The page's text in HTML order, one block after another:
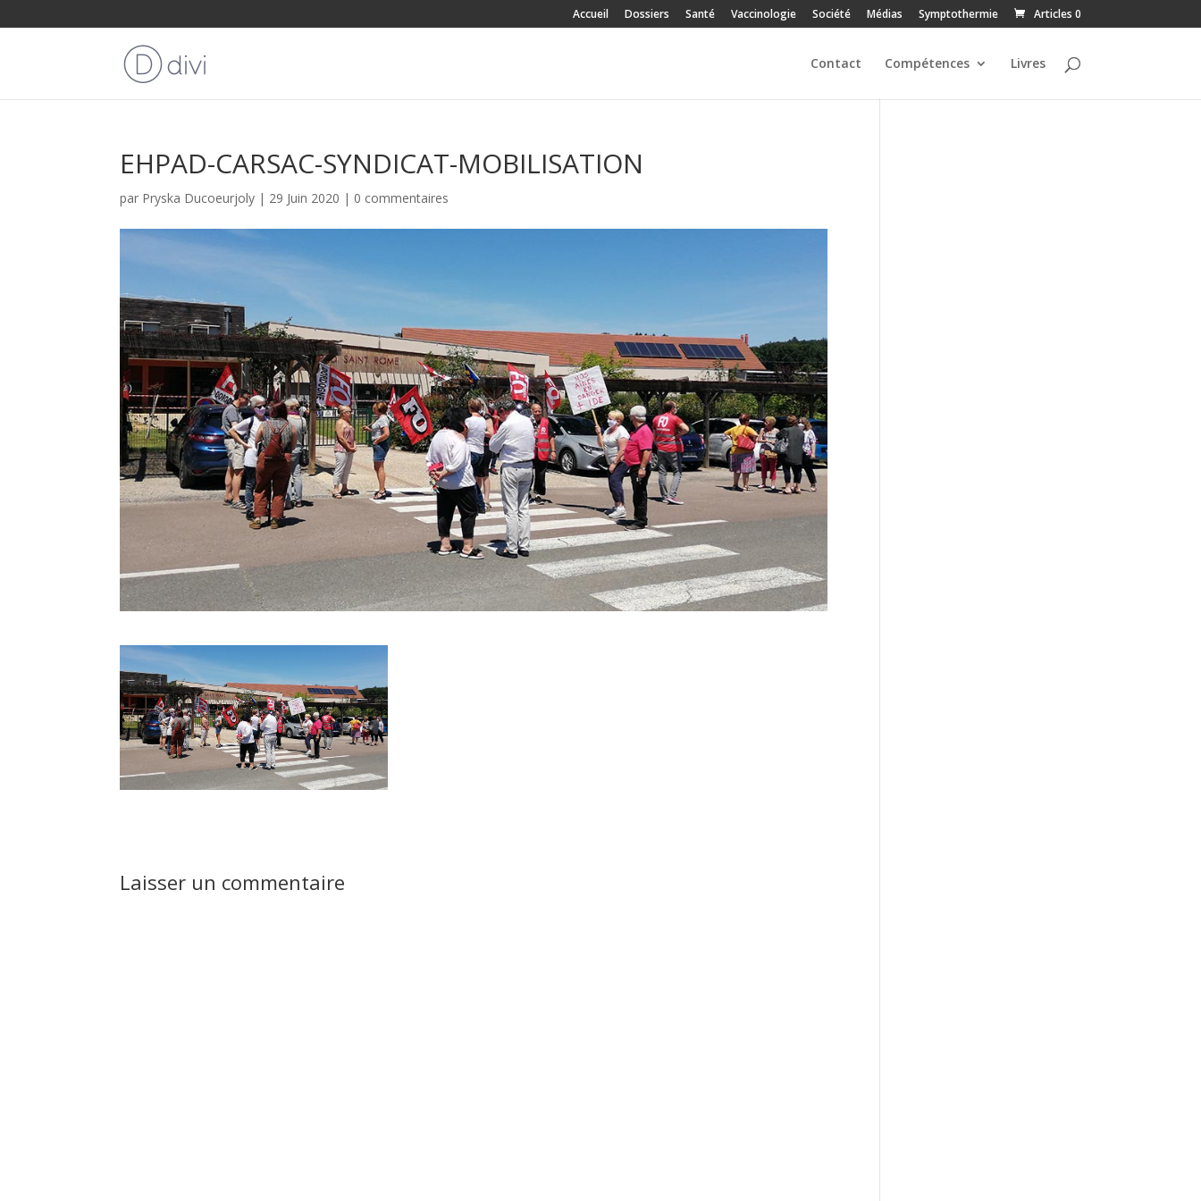
Accueil Dossiers Santé Vaccinologie Société Médias Symptothermie Articles 0
Contact Compétences Livres
EHPAD-CARSAC-SYNDICAT-MOBILISATION
par Pryska Ducoeurjoly | 29 Juin 2020 | 0 commentaires
Laisser un commentaire